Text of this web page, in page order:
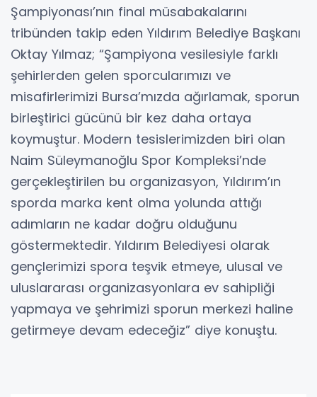
Şampiyonası’nın final müsabakalarını
tribünden takip eden Yıldırım Belediye Başkanı
Oktay Yılmaz; “Şampiyona vesilesiyle farklı
şehirlerden gelen sporcularımızı ve
misafirlerimizi Bursa’mızda ağırlamak, sporun
birleştirici gücünü bir kez daha ortaya
koymuştur. Modern tesislerimizden biri olan
Naim Süleymanoğlu Spor Kompleksi’nde
gerçekleştirilen bu organizasyon, Yıldırım’ın
sporda marka kent olma yolunda attığı
adımların ne kadar doğru olduğunu
göstermektedir. Yıldırım Belediyesi olarak
gençlerimizi spora teşvik etmeye, ulusal ve
uluslararası organizasyonlara ev sahipliği
yapmaya ve şehrimizi sporun merkezi haline
getirmeye devam edeceğiz” diye konuştu.